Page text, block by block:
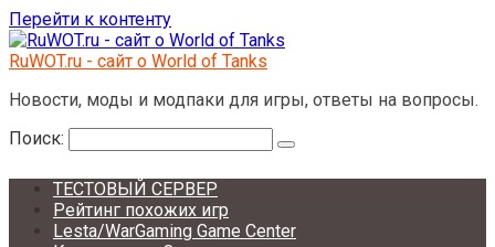
Перейти к контенту
RuWOT.ru - сайт о World of Tanks
Новости, моды и модпаки для игры, ответы на вопросы.
Поиск:
ТЕСТОВЫЙ СЕРВЕР
Рейтинг похожих игр
Lesta/WarGaming Game Center